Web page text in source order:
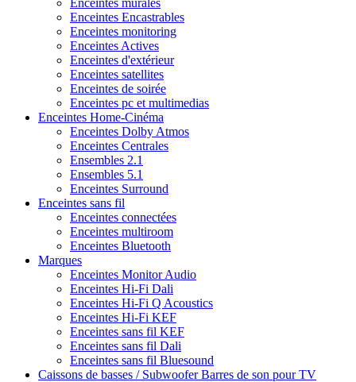
Enceintes murales
Enceintes Encastrables
Enceintes monitoring
Enceintes Actives
Enceintes d'extérieur
Enceintes satellites
Enceintes de soirée
Enceintes pc et multimedias
Enceintes Home-Cinéma
Enceintes Dolby Atmos
Enceintes Centrales
Ensembles 2.1
Ensembles 5.1
Enceintes Surround
Enceintes sans fil
Enceintes connectées
Enceintes multiroom
Enceintes Bluetooth
Marques
Enceintes Monitor Audio
Enceintes Hi-Fi Dali
Enceintes Hi-Fi Q Acoustics
Enceintes Hi-Fi KEF
Enceintes sans fil KEF
Enceintes sans fil Dali
Enceintes sans fil Bluesound
Caissons de basses / SubwooferBarres de son pour TV